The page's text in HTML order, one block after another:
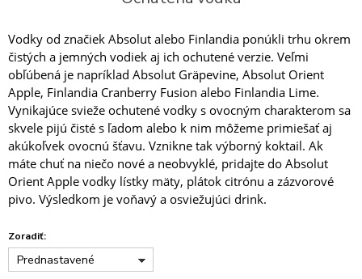
Vodky od značiek Absolut alebo Finlandia ponúkli trhu okrem
čistých a jemných vodiek aj ich ochutené verzie. Veľmi
obľúbená je napríklad Absolut Gräpevine, Absolut Orient
Apple, Finlandia Cranberry Fusion alebo Finlandia Lime.
Vynikajúce svieže ochutené vodky s ovocným charakterom sa
skvele pijú čisté s ľadom alebo k nim môžeme primiešať aj
akúkoľvek ovocnú šťavu. Vznikne tak výborný koktail. Ak
máte chuť na niečo nové a neobvyklé, pridajte do Absolut
Orient Apple vodky lístky mäty, plátok citrónu a zázvorové
pivo. Výsledkom je voňavý a osviežujúci drink.
Zoradiť:
Prednastavené